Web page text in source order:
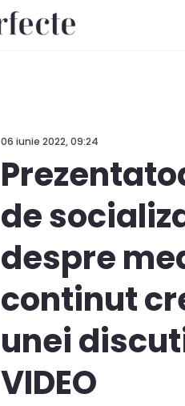
06 iunie 2022, 09:24
de
despre
continut
unei
VIDEO